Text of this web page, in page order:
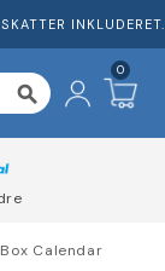
INKLUDERET.
search
0
Calendar